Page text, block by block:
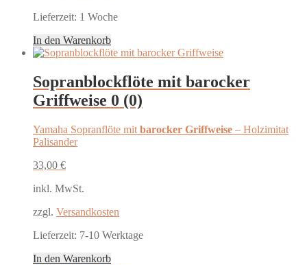
Lieferzeit: 1 Woche
In den Warenkorb
Sopranblockflöte mit barocker
Griffweise 0 (0)
Yamaha Sopranflöte mit barocker Griffweise – Holzimitat
Palisander
33,00 €
inkl. MwSt.
zzgl. Versandkosten
Lieferzeit: 7-10 Werktage
In den Warenkorb